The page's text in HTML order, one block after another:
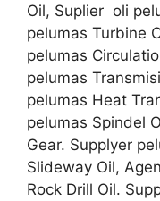
Oil, Suplier oli
pelumas Turbine
pelumas
pelumas
pelumas Heat
pelumas Spindel
Gear. Supplyer
Slideway Oil,
Rock Drill Oil.